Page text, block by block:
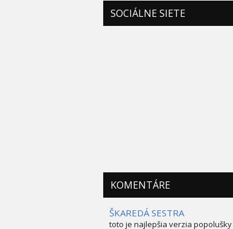
SOCIÁLNE SIETE
KOMENTÁRE
ŠKAREDÁ SESTRA
toto je najlepšia verzia popolušky